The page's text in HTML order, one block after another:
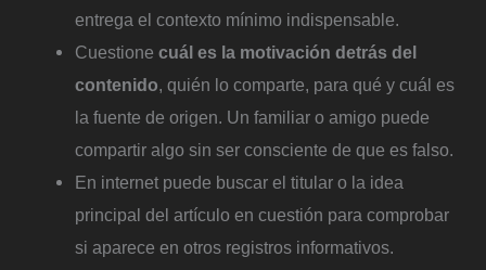
entrega el contexto mínimo indispensable.
Cuestione cuál es la motivación detrás del
contenido, quién lo comparte, para qué y cuál es
la fuente de origen. Un familiar o amigo puede
compartir algo sin ser consciente de que es falso.
En internet puede buscar el titular o la idea
principal del artículo en cuestión para comprobar
si aparece en otros registros informativos.